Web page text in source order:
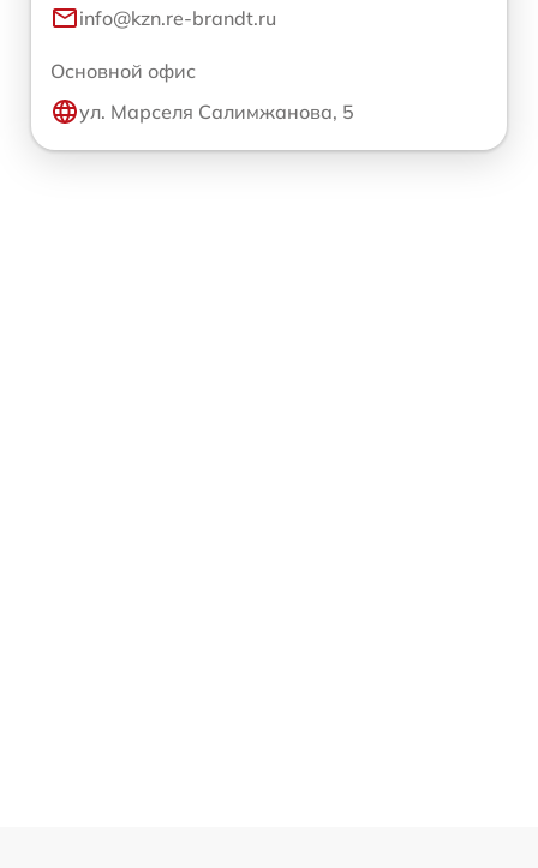
info@kzn.re-brandt.ru
Основной офис
ул. Марселя Салимжанова, 5